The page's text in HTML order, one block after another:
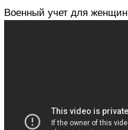
Военный учет для женщин